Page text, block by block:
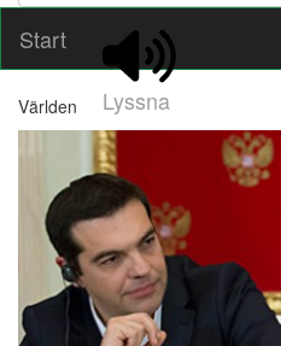
Start
Lyssna
Världen